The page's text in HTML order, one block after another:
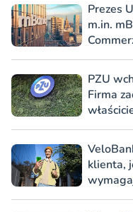
Prezes
m.in.
PZU
Firma
klienta,